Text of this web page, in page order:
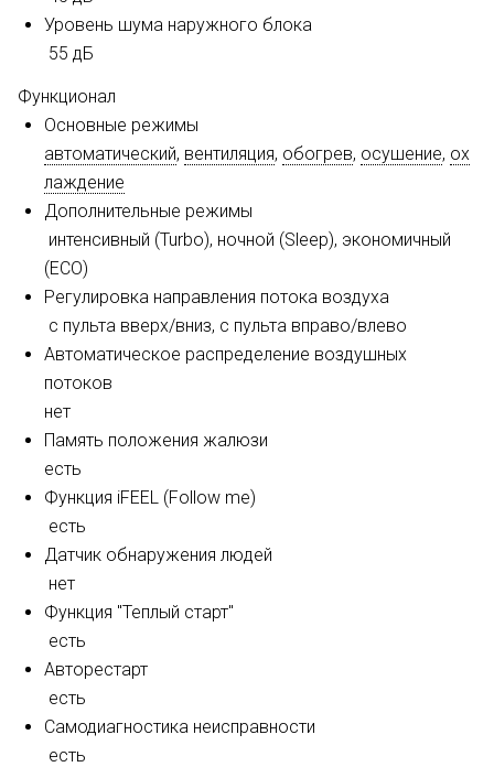
Уровень шума наружного блока
55 дБ
Функционал
Основные режимы
автоматический, вентиляция, обогрев, осушение, ох
лаждение
Дополнительные режимы
интенсивный (Turbo), ночной (Sleep), экономичный
(ECO)
Регулировка направления потока воздуха
с пульта вверх/вниз, с пульта вправо/влево
Автоматическое распределение воздушных
потоков
нет
Память положения жалюзи
есть
Функция iFEEL (Follow me)
есть
Датчик обнаружения людей
нет
Функция "Теплый старт"
есть
Авторестарт
есть
Самодиагностика неисправности
есть